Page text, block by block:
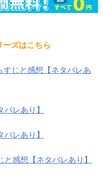
ズはこちら
すじと感想【ネタバレあ
バレあり】
バレあり】
と感想【ネタバレあり】